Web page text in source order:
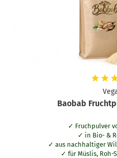
Baobab
Fruchpulver
in Bio- &
aus nachhaltiger
für Müslis, Roh-